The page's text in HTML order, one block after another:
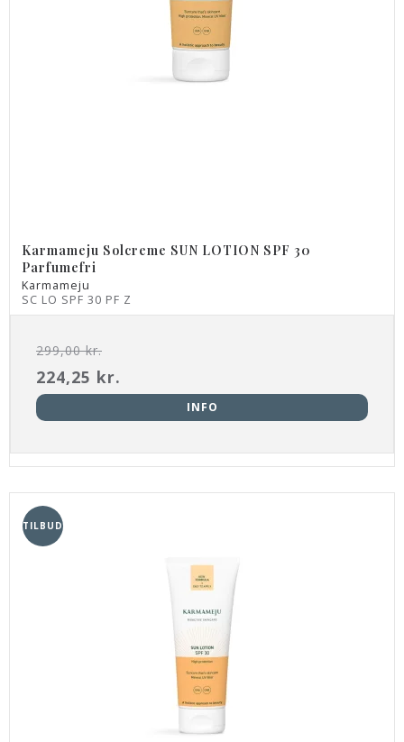
Karmameju Solcreme SUN LOTION SPF 30
Parfumefri
Karmameju
SC LO SPF 30 PF Z
299,00 kr.
224,25 kr.
INFO
TILBUD